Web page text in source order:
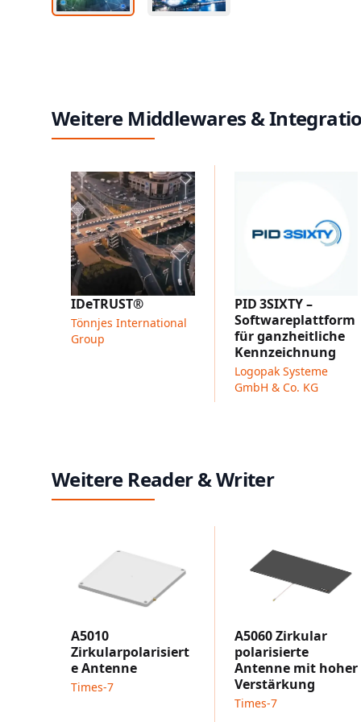
Weitere Middlewares &
IDeTRUST®
Tönnjes International
Group
PID 3SIXTY –
Softwareplattform
für ganzheitliche
Kennzeichnung
Logopak Systeme
GmbH & Co. KG
Weitere Reader & Writer
A5010
Zirkularpolarisiert
e Antenne
Times-7
A5060 Zirkular
polarisierte
Antenne mit hoher
Verstärkung
Times-7